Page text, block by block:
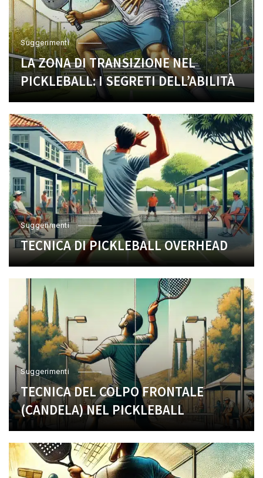
Suggerimenti
LA ZONA DI TRANSIZIONE NEL
PICKLEBALL: I SEGRETI DELL’ABILITÀ
Suggerimenti
TECNICA DI PICKLEBALL OVERHEAD
Suggerimenti
TECNICA DEL COLPO FRONTALE
(CANDELA) NEL PICKLEBALL